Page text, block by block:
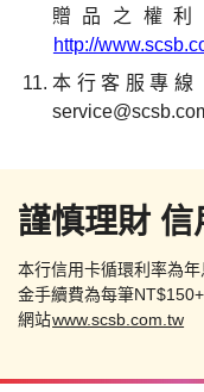
贈品之權
http://
本行客服專線
謹慎理財 信
本行信用卡循環利率為
金手續費為每筆
網站www.scsb.com.tw